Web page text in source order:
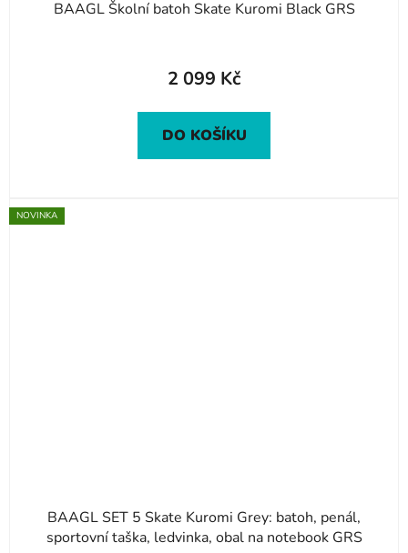
BAAGL Školní batoh Skate Kuromi Black GRS
2 099 Kč
DO KOŠÍKU
NOVINKA
BAAGL SET 5 Skate Kuromi Grey: batoh, penál,
sportovní taška, ledvinka, obal na notebook GRS